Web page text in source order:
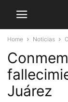
Home Noticias
Juárez